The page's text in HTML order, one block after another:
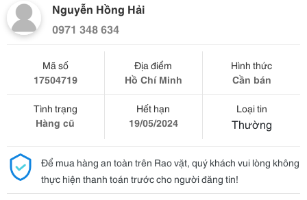
Nguyễn Hồng Hải
0971 348 634
Mã số
17504719
Địa điểm
Hồ Chí Minh
Hình thức
Cần bán
Tình trạng
Hàng cũ
Hết hạn
19/05/2024
Loại tin
Thường
Để mua hàng an toàn trên Rao vặt, quý khách vui lòng không
thực hiện thanh toán trước cho người đăng tin!